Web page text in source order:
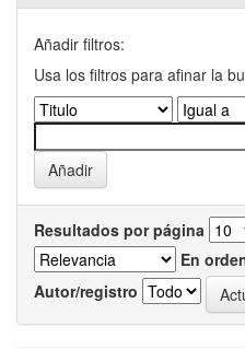
Añadir filtros:
Usa los filtros para afinar la
Resultados por página
En
Autor/registro